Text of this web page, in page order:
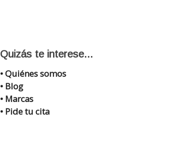
Quizás te interese...
• Quiénes somos
• Blog
• Marcas
• Pide tu cita